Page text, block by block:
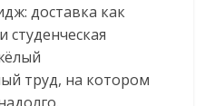
доставка как
студенческая
труд, на котором